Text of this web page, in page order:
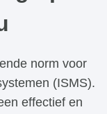
norm voor
(ISMS).
effectief en